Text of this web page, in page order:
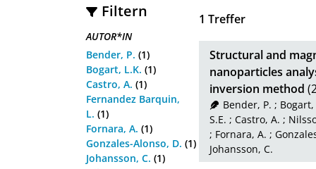
Filtern
AUTOR*IN
Bender, P. (1)
Bogart, L.K. (1)
Castro, A. (1)
Fernandez Barquin,
L. (1)
Fornara, A. (1)
Gonzales-Alonso, D. (1)
Johansson, C. (1)
1 Treffer
Structural and
nanoparticles
inversion method
Bender, P. ; Bogart,
S.E. ; Castro, A. ;
; Fornara, A. ;
Johansson, C.